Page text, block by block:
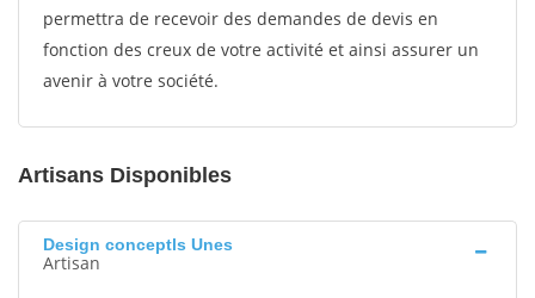
permettra de recevoir des demandes de devis en
fonction des creux de votre activité et ainsi assurer un
avenir à votre société.
Artisans Disponibles
Design conceptls Unes
Artisan